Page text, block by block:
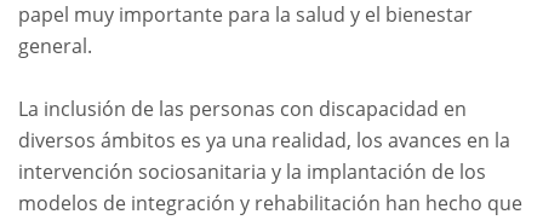
papel muy importante para la salud y el bienestar
general.
La inclusión de las personas con discapacidad en
diversos ámbitos es ya una realidad, los avances en la
intervención sociosanitaria y la implantación de los
modelos de integración y rehabilitación han hecho que